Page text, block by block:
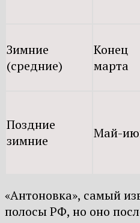
Зимние
(средние)
Конец
марта
Поздние
зимние
Май-
«Антоновка», самый
полосы РФ, но оно